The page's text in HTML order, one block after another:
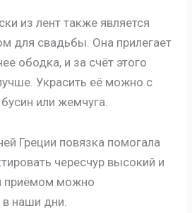
из лент также является
для свадьбы. Она прилегает
ободка, и за счёт этого
Украсить её можно с
или жемчуга.
Греции повязка помогала
чересчур высокий и
приёмом можно
наши дни.